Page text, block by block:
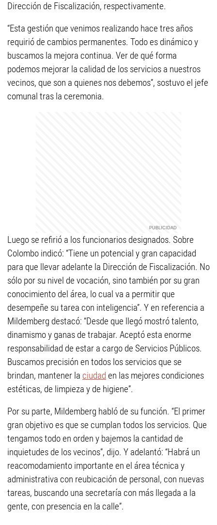
Dirección de Fiscalización, respectivamente.
“Esta gestión que venimos realizando hace tres años
requirió de cambios permanentes. Todo es dinámico y
buscamos la mejora continua. Ver de qué forma
podemos mejorar la calidad de los servicios a nuestros
vecinos, que son a quienes nos debemos”, sostuvo el jefe
comunal tras la ceremonia.
Luego se refirió a los funcionarios designados. Sobre
Colombo indicó: “Tiene un potencial y gran capacidad
para que llevar adelante la Dirección de Fiscalización. No
sólo por su nivel de vocación, sino también por su gran
conocimiento del área, lo cual va a permitir que
desempeñe su tarea con inteligencia”. Y en referencia a
Mildemberg destacó: “Desde que llegó mostró talento,
dinamismo y ganas de trabajar. Aceptó esta enorme
responsabilidad de estar a cargo de Servicios Públicos.
Buscamos precisión en todos los servicios que se
brindan, mantener la ciudad en las mejores condiciones
estéticas, de limpieza y de higiene”.
Por su parte, Mildemberg habló de su función. “El primer
gran objetivo es que se cumplan todos los servicios. Que
tengamos todo en orden y bajemos la cantidad de
inquietudes de los vecinos”, dijo. Y adelantó: “Habrá un
reacomodamiento importante en el área técnica y
administrativa con reubicación de personal, con nuevas
tareas, buscando una secretaría con más llegada a la
gente, con presencia en la calle”.